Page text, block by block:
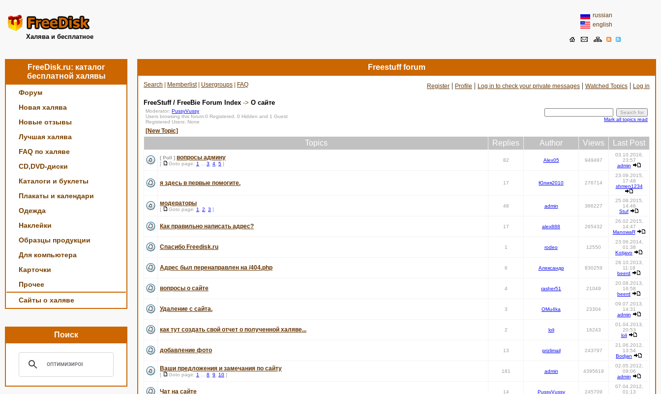
Халява и бесплатное
russian
english
FreeDisk.ru: каталог
бесплатной халявы
Форум
Новая халява
Новые отзывы
Лучшая халява
FAQ по халяве
CD,DVD-диски
Каталоги и буклеты
Плакаты и календари
Одежда
Наклейки
Образцы продукции
Для компьютера
Карточки
Прочее
Сайты о халяве
Поиск
Freestuff forum
Search Memberlist| Usergroups FAQ Register | Profile | Log in to check your private messages | Watched Topics | Log in
FreeStuff / FreeBie Forum Index -> О сайте
Moderator: PussyVussy
Users browsing this forum:0 Registered, 0 Hidden and 1 Guest
Registered Users: None
Mark all topics read
[New Topic]
Topics Replies Author Views Last Post
[ Poll ] вопросы админу
[ Goto page: 1 3 4 5 ]
82 Alex05 949497
03.10.2016,
23:57
admin
я здесь в первые помогите. 17 Юлия2010 276714
23.09.2015,
17:48
shmen1234
модераторы
[ Goto page: 1 2 3 ]
48 admin 366227
25.08.2015,
14:46
Stuf
Как правильно написать адрес? 17 alex888 265432
26.02.2015,
14:47
ManowaR
Спасибо Freedisk.ru 1 rodeo 12550
23.06.2014,
01:38
Kotjavo
Адрес был перенаправлен на /404.php 6 Александр 830259
28.10.2013,
11:18
beerd
вопросы о сайте 4 rasher51 21049
20.08.2013,
16:58
beerd
Удаление с сайта. 3 OMu4ka 23304
09.07.2013,
14:31
admin
как тут создать свой отчет о полученной халяве... 2 loli 16243
01.04.2013,
20:53
loli
добавление фото 13 grizlimail 243797
21.06.2012,
13:54
Bodjan
Ваши предложения и замечания по сайту
[ Goto page: 1 8 9 10 ]
181 admin 4395619
02.05.2012,
09:06
admin
Чат на сайте 14 PussyVussy 245709
07.04.2012,
01:13